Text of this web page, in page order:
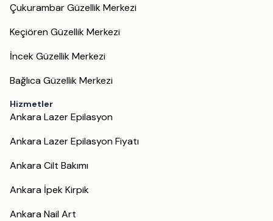
Çukurambar Güzellik Merkezi
Keçiören Güzellik Merkezi
İncek Güzellik Merkezi
Bağlıca Güzellik Merkezi
Hizmetler
Ankara Lazer Epilasyon
Ankara Lazer Epilasyon Fiyatı
Ankara Cilt Bakımı
Ankara İpek Kirpik
Ankara Nail Art